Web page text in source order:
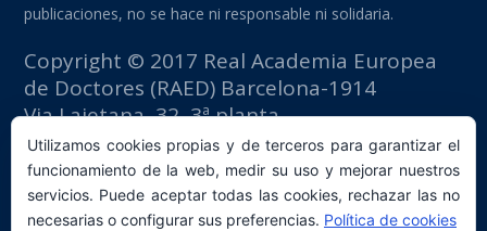
publicaciones, no se hace ni responsable ni solidaria.
Copyright © 2017 Real Academia Europea
de Doctores (RAED) Barcelona-1914
Via Laietana, 32, 3ª planta
Edificio Fomento del Trabajo
08003 Barcelona (España)
tlf: +34 93 667 40 54
secretaria@raed.academy
Utilizamos cookies propias y de terceros para garantizar el
funcionamiento de la web, medir su uso y mejorar nuestros
servicios. Puede aceptar todas las cookies, rechazar las no
necesarias o configurar sus preferencias. Política de cookies